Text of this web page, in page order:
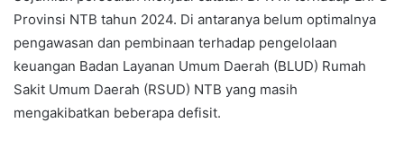
Provinsi NTB tahun 2024. Di antaranya belum optimalnya
pengawasan dan pembinaan terhadap pengelolaan
keuangan Badan Layanan Umum Daerah (BLUD) Rumah
Sakit Umum Daerah (RSUD) NTB yang masih
mengakibatkan beberapa defisit.